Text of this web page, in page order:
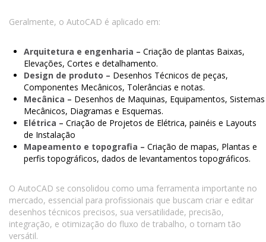
Geralmente, o AutoCAD é aplicado em:
Arquitetura e engenharia – Criação de plantas Baixas,
Elevações, Cortes e detalhamento.
Design de produto – Desenhos Técnicos de peças,
Componentes Mecânicos, Tolerâncias e notas.
Mecânica – Desenhos de Maquinas, Equipamentos, Sistemas
Mecânicos, Diagramas e Esquemas.
Elétrica – Criação de Projetos de Elétrica, painéis e Layouts
de Instalação
Mapeamento e topografia – Criação de mapas, Plantas e
perfis topográficos, dados de levantamentos topográficos.
O AutoCAD se consolidou como uma ferramenta importante no
mercado, essencial para profissionais que buscam criar e editar
desenhos técnicos precisos, sua versatilidade, precisão,
integração, e otimização do fluxo de trabalho, o tornam tão
versátil.